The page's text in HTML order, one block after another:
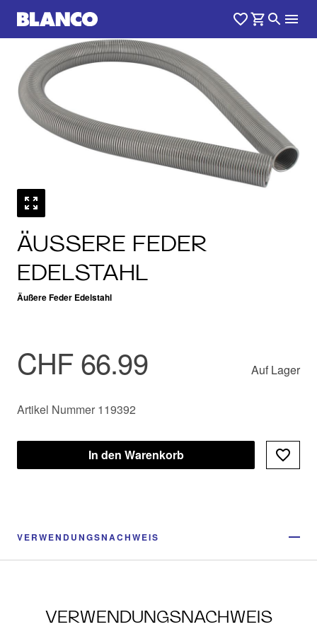
ÄUSSERE FEDER E
DELSTAHL
Äußere Feder Edelstahl
CHF 66.99 Auf Lager
Artikel Nummer 119392
In den Warenkorb
VERWENDUNGSNACHWEIS
VERWENDUNGSNACHWEIS